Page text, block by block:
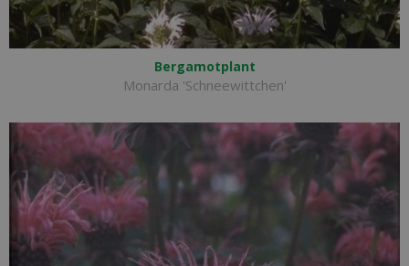
Bergamotplant
Monarda 'Schneewittchen'